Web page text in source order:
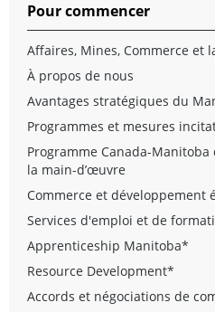
Pour commencer
Affaires, Mines, Commerce et
À propos de nous
Avantages stratégiques du
Programmes et mesures
Programme Canada-
la main-d’œuvre
Commerce et développement
Services d'emploi et de
Apprenticeship Manitoba*
Resource Development*
Accords et négociations de